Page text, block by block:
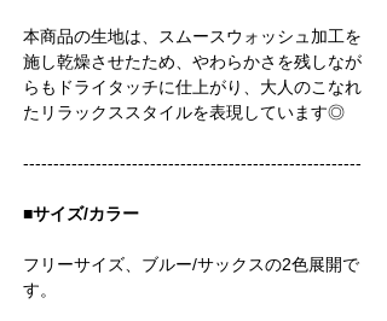
本商品の生地は、スムースウォッシュ加工を
施し乾燥させたため、やわらかさを残しなが
らもドライタッチに仕上がり、大人のこなれ
たリラックススタイルを表現しています◎
--------------------------------------------------------
■サイズ/カラー
フリーサイズ、ブルー/サックスの2色展開で
す。